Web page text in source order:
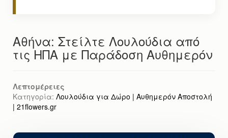
Αθήνα: Στείλτε Λουλούδια από
τις ΗΠΑ με Παράδοση Αυθημερόν
Λεπτομέρειες
Κατηγορία: Λουλούδια για Δώρο | Αυθημερόν Αποστολή
| 21flowers.gr